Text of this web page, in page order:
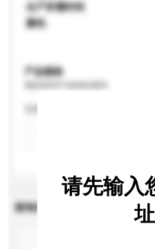
生产所需时间
颜色
产品规格
查询内容
请先输入
址